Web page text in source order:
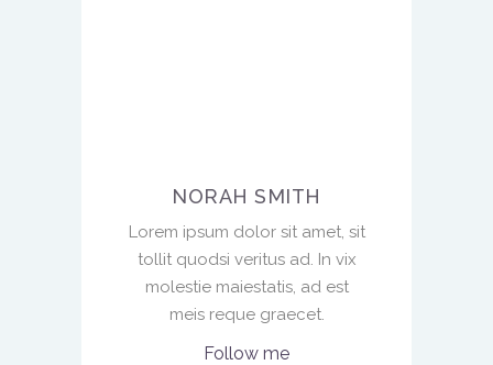
NORAH SMITH
Lorem ipsum dolor sit amet, sit
tollit quodsi veritus ad. In vix
molestie maiestatis, ad est
meis reque graecet.
Follow me